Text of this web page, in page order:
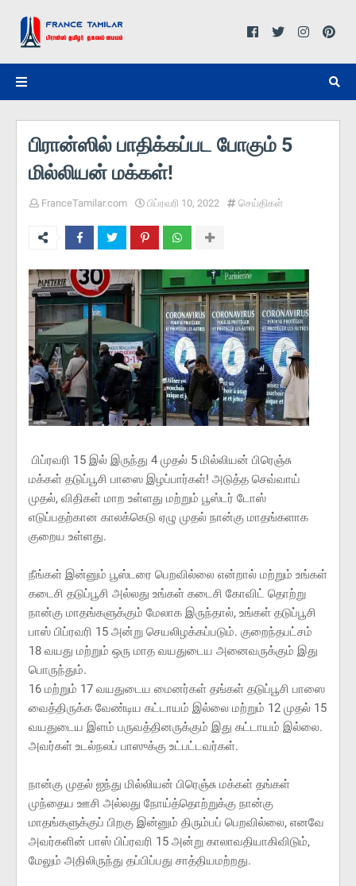
பிரான்ஸில் பாதிக்கப்பட போகும் 5
மில்லியன் மக்கள்!
FranceTamilar.com பிப்ரவரி 10, 2022 செய்திகள்
பிப்ரவரி 15 இல் இருந்து 4 முதல் 5 மில்லியன் பிரெஞ்சு
மக்கள் தடுப்பூசி பாஸை இழப்பார்கள்! அடுத்த செவ்வாய்
முதல், விதிகள் மாற உள்ளது மற்றும் பூஸ்டர் டோஸ்
எடுப்பதற்கான காலக்கெடு ஏழு முதல் நான்கு மாதங்களாக
குறைய உள்ளது.
நீங்கள் இன்னும் பூஸ்டரை பெறவில்லை என்றால் மற்றும் உங்கள்
கடைசி தடுப்பூசி அல்லது உங்கள் கடைசி கோவிட் தொற்று
நான்கு மாதங்களுக்கும் மேலாக இருந்தால், உங்கள் தடுப்பூசி
பாஸ் பிப்ரவரி 15 அன்று செயலிழக்கப்படும். குறைந்தபட்சம்
18 வயது மற்றும் ஒரு மாத வயதுடைய அனைவருக்கும் இது
பொருந்தும்.
16 மற்றும் 17 வயதுடைய மைனர்கள் தங்கள் தடுப்பூசி பாஸை
வைத்திருக்க வேண்டிய கட்டாயம் இல்லை மற்றும் 12 முதல் 15
வயதுடைய இளம் பருவத்தினருக்கும் இது கட்டாயம் இல்லை.
அவர்கள் உடல்நலப் பாஸுக்கு உட்பட்டவர்கள்.
நான்கு முதல் ஐந்து மில்லியன் பிரெஞ்சு மக்கள் தங்கள்
முந்தைய ஊசி அல்லது நோய்த்தொற்றுக்கு நான்கு
மாதங்களுக்குப் பிறகு இன்னும் திரும்பப் பெறவில்லை, எனவே
அவர்களின் பாஸ் பிப்ரவரி 15 அன்று காலாவதியாகிவிடும்,
மேலும் அதிலிருந்து தப்பிப்பது சாத்தியமற்றது.